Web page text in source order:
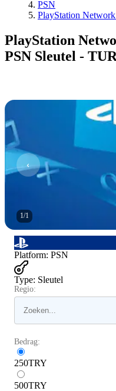
PSN
PlayStation
PlayStation
PSN Sleutel -
1/1
Platform: PSN
Type: Sleutel
Regio:
Bedrag:
250TRY
500TRY